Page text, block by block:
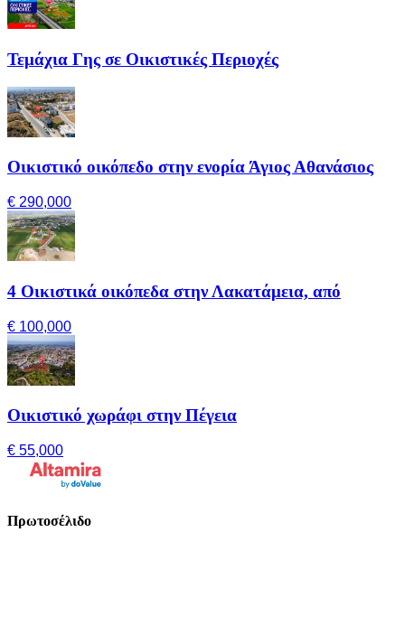
Τεμάχια Γης σε Οικιστικές Περιοχές
Οικιστικό οικόπεδο στην ενορία Άγιος Αθανάσιος
€ 290,000
4 Οικιστικά οικόπεδα στην Λακατάμεια, από
€ 100,000
Οικιστικό χωράφι στην Πέγεια
€ 55,000
Πρωτοσέλιδο